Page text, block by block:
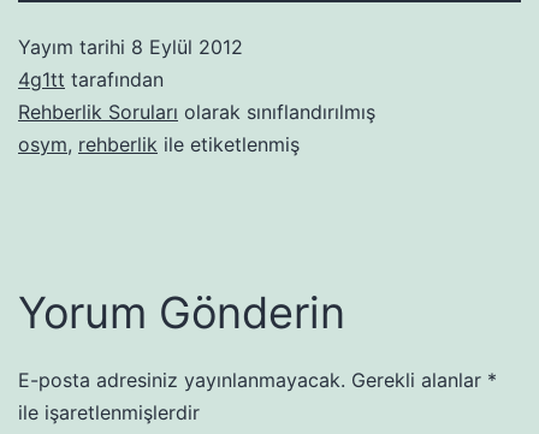
Yayım tarihi 8 Eylül 2012
4g1tt tarafından
Rehberlik Soruları olarak sınıflandırılmış
osym, rehberlik ile etiketlenmiş
Yorum Gönderin
E-posta adresiniz yayınlanmayacak. Gerekli alanlar *
ile işaretlenmişlerdir